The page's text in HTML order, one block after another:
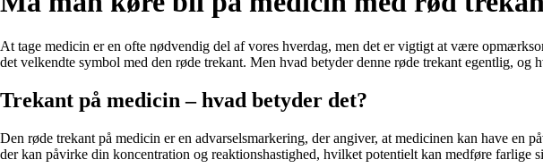
At tage medicin er en ofte nødvendig del af vores hverdag, men det er vigtigt at være
det velkendte symbol med den røde trekant. Men hvad betyder denne røde trekant egentlig, og
Trekant på medicin – hvad betyder det?
Den røde trekant på medicin er en advarselsmarkering, der angiver, at medicinen kan have
der kan påvirke din koncentration og reaktionshastighed, hvilket potentielt kan medføre farlige